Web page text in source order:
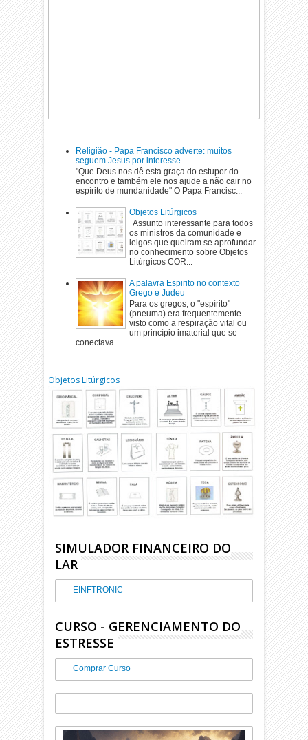
Religião - Papa Francisco adverte: muitos
seguem Jesus por interesse
"Que Deus nos dê esta graça do estupor do
encontro e também ele nos ajude a não cair no
espírito de mundanidade" O Papa Francisc...
Objetos Litúrgicos
Assunto interessante para todos
os ministros da comunidade e
leigos que queiram se aprofundar
no conhecimento sobre Objetos
Litúrgicos COR...
A palavra Espirito no contexto
Grego e Judeu
Para os gregos, o "espírito"
(pneuma) era frequentemente
visto como a respiração vital ou
um princípio imaterial que se
conectava ...
Objetos Litúrgicos
SIMULADOR FINANCEIRO DO
LAR
EINFTRONIC
CURSO - GERENCIAMENTO DO
ESTRESSE
Comprar Curso